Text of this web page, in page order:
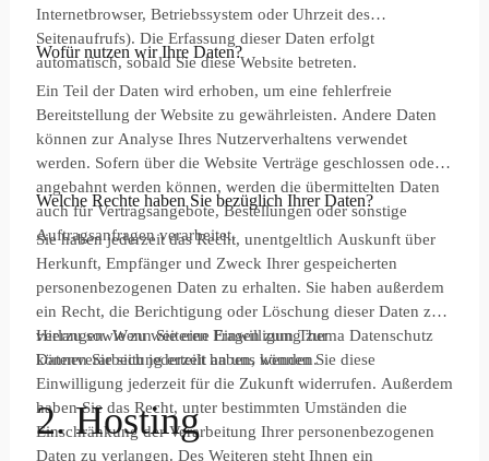
Internetbrowser, Betriebssystem oder Uhrzeit des
Seitenaufrufs). Die Erfassung dieser Daten erfolgt
automatisch, sobald Sie diese Website betreten.
Wofür nutzen wir Ihre Daten?
Ein Teil der Daten wird erhoben, um eine fehlerfreie
Bereitstellung der Website zu gewährleisten. Andere Daten
können zur Analyse Ihres Nutzerverhaltens verwendet
werden. Sofern über die Website Verträge geschlossen oder
angebahnt werden können, werden die übermittelten Daten
auch für Vertragsangebote, Bestellungen oder sonstige
Auftragsanfragen verarbeitet.
Welche Rechte haben Sie bezüglich Ihrer Daten?
Sie haben jederzeit das Recht, unentgeltlich Auskunft über
Herkunft, Empfänger und Zweck Ihrer gespeicherten
personenbezogenen Daten zu erhalten. Sie haben außerdem
ein Recht, die Berichtigung oder Löschung dieser Daten zu
verlangen. Wenn Sie eine Einwilligung zur
Datenverarbeitung erteilt haben, können Sie diese
Einwilligung jederzeit für die Zukunft widerrufen. Außerdem
haben Sie das Recht, unter bestimmten Umständen die
Einschränkung der Verarbeitung Ihrer personenbezogenen
Daten zu verlangen. Des Weiteren steht Ihnen ein
Hierzu sowie zu weiteren Fragen zum Thema Datenschutz
können Sie sich jederzeit an uns wenden.
2. Hosting